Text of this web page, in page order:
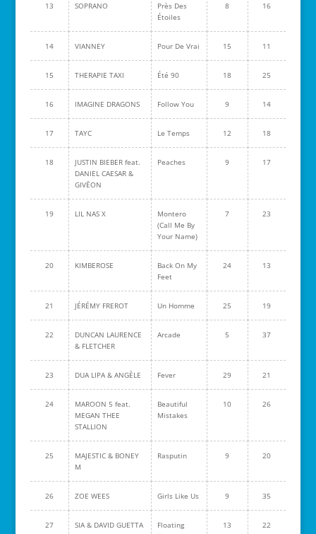
13 SOPRANO
Près Des
Étoiles
8 16
14 VIANNEY Pour De Vrai 15 11
15 THERAPIE TAXI Été 90 18 25
16 IMAGINE DRAGONS Follow You 9 14
17 TAYC Le Temps 12 18
18
JUSTIN BIEBER feat.
DANIEL CAESAR &
GIVĒON
Peaches 9 17
19 LIL NAS X
Montero
(Call Me By
Your Name)
7 23
20 KIMBEROSE
Back On My
Feet
24 13
21 JÉRÉMY FREROT Un Homme 25 19
22
DUNCAN LAURENCE
& FLETCHER
Arcade 5 37
23 DUA LIPA & ANGÈLE Fever 29 21
24
MAROON 5 feat.
MEGAN THEE
STALLION
Beautiful
Mistakes
10 26
25
MAJESTIC & BONEY
M
Rasputin 9 20
26 ZOE WEES Girls Like Us 9 35
27 SIA & DAVID GUETTA
Floating
13 22